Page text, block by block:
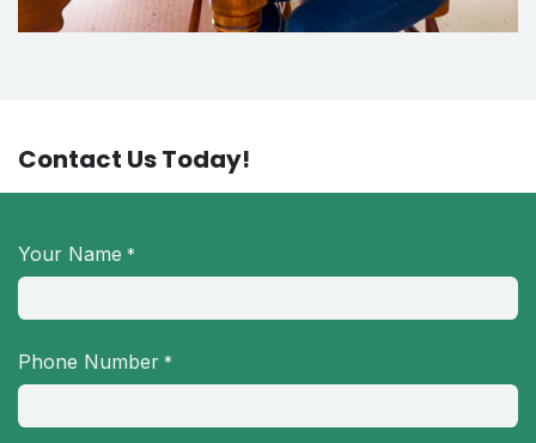
Contact Us Today!
Your Name *
Phone Number *